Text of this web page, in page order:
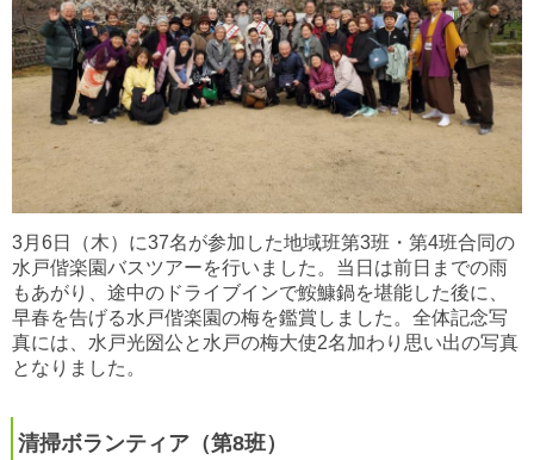
3月6日（木）に37名が参加した地域班第3班・第4班合同の
水戸偕楽園バスツアーを行いました。当日は前日までの雨
もあがり、途中のドライブインで鮟鱇鍋を堪能した後に、
早春を告げる水戸偕楽園の梅を鑑賞しました。全体記念写
真には、水戸光圀公と水戸の梅大使2名加わり思い出の写真
となりました。
清掃ボランティア（第8班）